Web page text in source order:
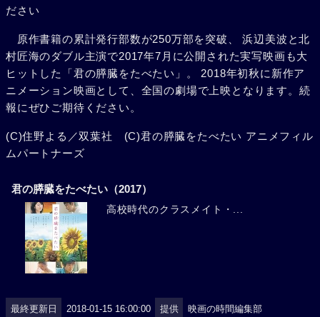
ださい
原作書籍の累計発行部数が250万部を突破、 浜辺美波と北
村匠海のダブル主演で2017年7月に公開された実写映画も大
ヒットした「君の膵臓をたべたい」。 2018年初秋に新作ア
ニメーション映画として、全国の劇場で上映となります。続
報にぜひご期待ください。
(C)住野よる／双葉社 (C)君の膵臓をたべたい アニメフィル
ムパートナーズ
君の膵臓をたべたい（2017）
高校時代のクラスメイト・...
最終更新日 2018-01-15 16:00:00 提供 映画の時間編集部